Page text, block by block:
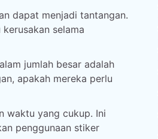
dapat menjadi tantangan.
selama
jumlah besar adalah
apakah mereka perlu
waktu yang cukup. Ini
penggunaan stiker